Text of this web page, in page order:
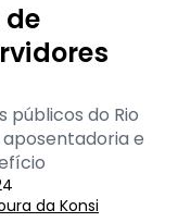
públicos do Rio
e
da Konsi